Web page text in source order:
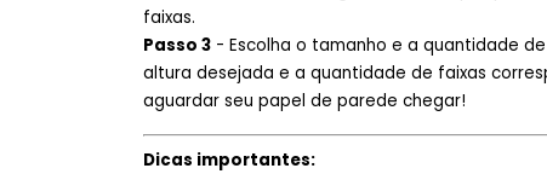
faixas.
Passo 3 - Escolha o tamanho e a quantidade
altura desejada e a quantidade de faixas
aguardar seu papel de parede chegar!
Dicas importantes: